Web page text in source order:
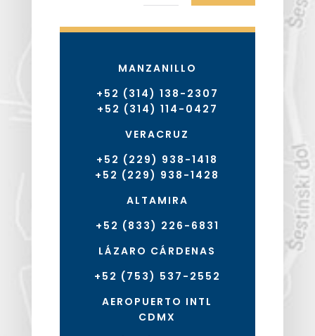
MANZANILLO
+52 (314) 138-2307
+52 (314) 114-0427
VERACRUZ
+52 (229) 938-1418
+52 (229) 938-1428
ALTAMIRA
+52 (833) 226-6831
LÁZARO CÁRDENAS
+52 (753) 537-2552
AEROPUERTO INTL
CDMX